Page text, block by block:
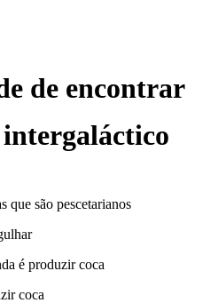
de encontrar
que são pescetarianos
é produzir coca
coca